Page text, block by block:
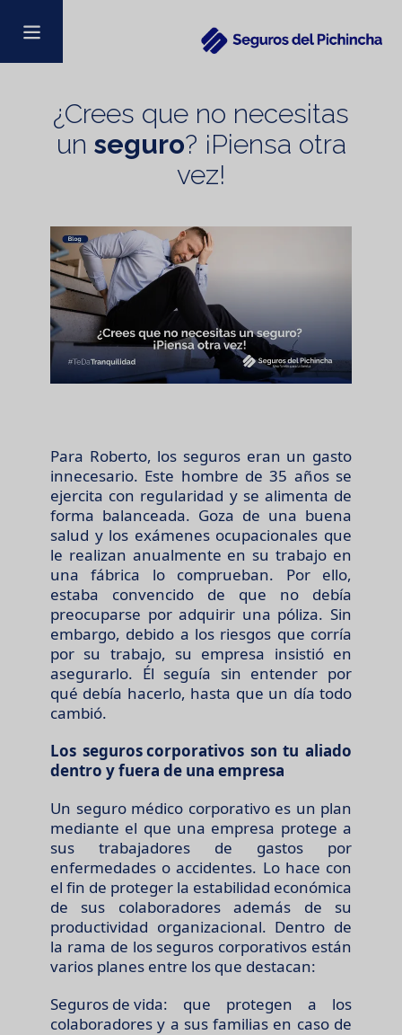
¿Crees que no necesitas
un seguro? ¡Piensa otra
vez!
Para Roberto, los seguros eran un gasto
innecesario. Este hombre de 35 años se
ejercita con regularidad y se alimenta de
forma balanceada. Goza de una buena
salud y los exámenes ocupacionales que
le realizan anualmente en su trabajo en
una fábrica lo comprueban. Por ello,
estaba convencido de que no debía
preocuparse por adquirir una póliza. Sin
embargo, debido a los riesgos que corría
por su trabajo, su empresa insistió en
asegurarlo. Él seguía sin entender por
qué debía hacerlo, hasta que un día todo
cambió.
Los seguros corporativosson tu aliado
dentro y fuera de una empresa
Un seguro médico corporativo es un plan
mediante el que una empresa protege a
sus trabajadores de gastos por
enfermedades o accidentes. Lo hace con
el fin de proteger la estabilidad económica
de sus colaboradores además de su
productividad organizacional. Dentro de
la rama de los seguros corporativos están
varios planes entre los que destacan:
Seguros de vida: que protegen a los
colaboradores y a sus familias en caso de